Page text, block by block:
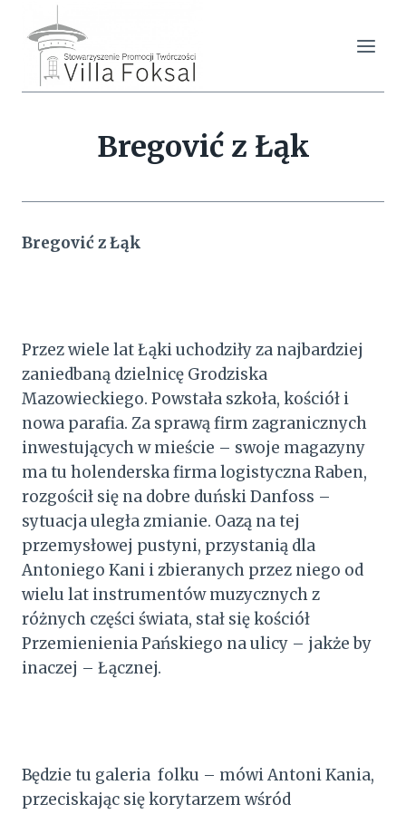
treści
Bregović z Łąk
Bregović z Łąk
Przez wiele lat Łąki uchodziły za najbardziej
zaniedbaną dzielnicę Grodziska
Mazowieckiego. Powstała szkoła, kościół i
nowa parafia. Za sprawą firm zagranicznych
inwestujących w mieście – swoje magazyny
ma tu holenderska firma logistyczna Raben,
rozgościł się na dobre duński Danfoss –
sytuacja uległa zmianie. Oazą na tej
przemysłowej pustyni, przystanią dla
Antoniego Kani i zbieranych przez niego od
wielu lat instrumentów muzycznych z
różnych części świata, stał się kościół
Przemienienia Pańskiego na ulicy – jakże by
inaczej – Łącznej.
Będzie tu galeria folku – mówi Antoni Kania,
przeciskając się korytarzem wśród